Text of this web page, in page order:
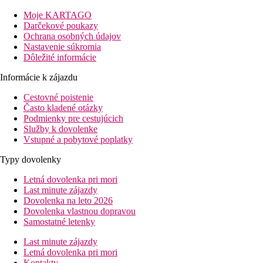
Vzdialenosť
Pláž:100 m
Centrum:2,5 km
Dvojlôžková izba:
kúpeľňa/WC (sušič vlasov)
klimatizácia
trezor
set na prípravu kávy a čaju
telefón
balkón alebo terasa
Ostatné typy izieb(pokiaľ nie je uvedené inak, majú izby
vyššie uvedené vybavenie)
Dvojlôžková izba, Výhľad na more:
Dvojlôžková izba, Swim up:
na more, zdieľaný bazén
Dvojlôžková izba, Privátny bazén:
Moje KARTAGO
Darčekové poukazy
Ochrana osobných údajov
Nastavenie súkromia
Dôležité informácie
Informácie k zájazdu
Cestovné poistenie
Často kladené otázky
Podmienky pre cestujúcich
Služby k dovolenke
Vstupné a pobytové poplatky
Typy dovolenky
Letná dovolenka pri mori
Last minute zájazdy
Dovolenka na leto 2026
Dovolenka vlastnou dopravou
Samostatné letenky
Last minute zájazdy
Letná dovolenka pri mori